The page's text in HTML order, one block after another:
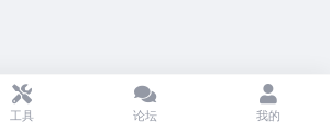
工具 论坛 我的